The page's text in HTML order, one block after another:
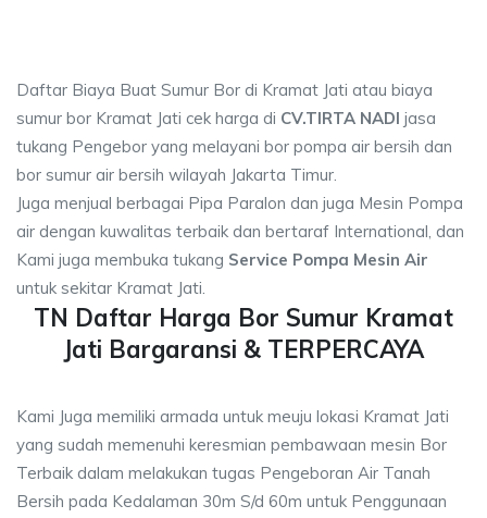
Daftar Biaya Buat Sumur Bor di Kramat Jati atau biaya
sumur bor Kramat Jati cek harga di CV.TIRTA NADI jasa
tukang Pengebor yang melayani bor pompa air bersih dan
bor sumur air bersih wilayah Jakarta Timur.
Juga menjual berbagai Pipa Paralon dan juga Mesin Pompa
air dengan kuwalitas terbaik dan bertaraf International, dan
Kami juga membuka tukang Service Pompa Mesin Air
untuk sekitar Kramat Jati.
TN Daftar Harga Bor Sumur Kramat
Jati Bargaransi & TERPERCAYA
Kami Juga memiliki armada untuk meuju lokasi Kramat Jati
yang sudah memenuhi keresmian pembawaan mesin Bor
Terbaik dalam melakukan tugas Pengeboran Air Tanah
Bersih pada Kedalaman 30m S/d 60m untuk Penggunaan